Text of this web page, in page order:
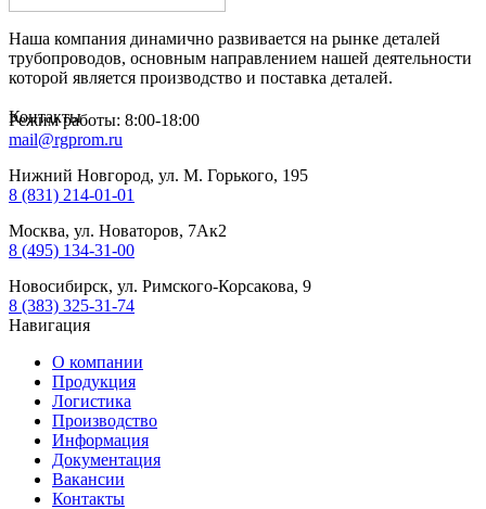
Наша компания динамично развивается на рынке деталей
трубопроводов, основным направлением нашей деятельности
которой является производство и поставка деталей.
Контакты
Режим работы: 8:00-18:00
mail@rgprom.ru
Нижний Новгород, ул. М. Горького, 195
8 (831) 214-01-01
Москва, ул. Новаторов, 7Ак2
8 (495) 134-31-00
Новосибирск, ул. Римского-Корсакова, 9
8 (383) 325-31-74
Навигация
О компании
Продукция
Логистика
Производство
Информация
Документация
Вакансии
Контакты